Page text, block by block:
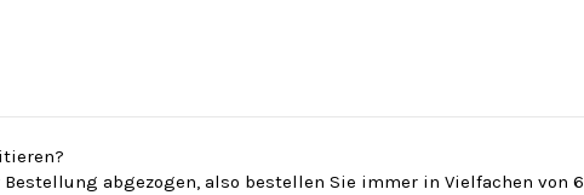
abgezogen, also bestellen Sie immer in Vielfachen von